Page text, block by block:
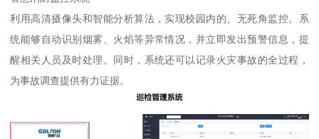
利用高清摄像头和智能分析算法，实现校园内的、无死角监控。系
统能够自动识别烟雾、火焰等异常情况，并立即发出预警信息，提
醒相关人员及时处理。同时，系统还可以记录火灾事故的全过程，
为事故调查提供有力证据。